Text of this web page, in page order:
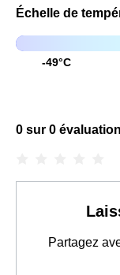
Échelle de
-49°C
0 sur 0
Partagez